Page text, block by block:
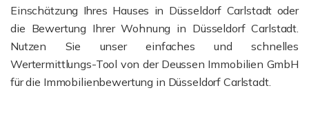
Einschätzung Ihres Hauses in Düsseldorf Carlstadt oder
die Bewertung Ihrer Wohnung in Düsseldorf Carlstadt.
Nutzen Sie unser einfaches und schnelles
Wertermittlungs-Tool von der Deussen Immobilien GmbH
für die Immobilienbewertung in Düsseldorf Carlstadt.